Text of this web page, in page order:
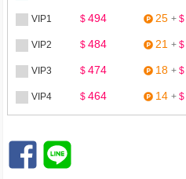
VIP1 $ 494 25 + $
VIP2 $ 484 21 + $
VIP3 $ 474 18 + $
VIP4 $ 464 14 + $